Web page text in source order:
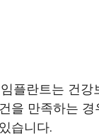
플란트는 건강
을 만족하는
습니다.